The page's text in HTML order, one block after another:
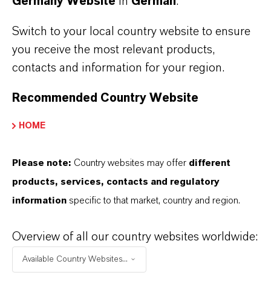
Switch to your local country website to ensure
you receive the most relevant products,
contacts and information for your region.
Recommended Country Website
HOME
Please note: Country websites may offer different
products, services, contacts and regulatory
information specific to that market, country and region.
Overview of all our country websites worldwide:
Available Country Websites...